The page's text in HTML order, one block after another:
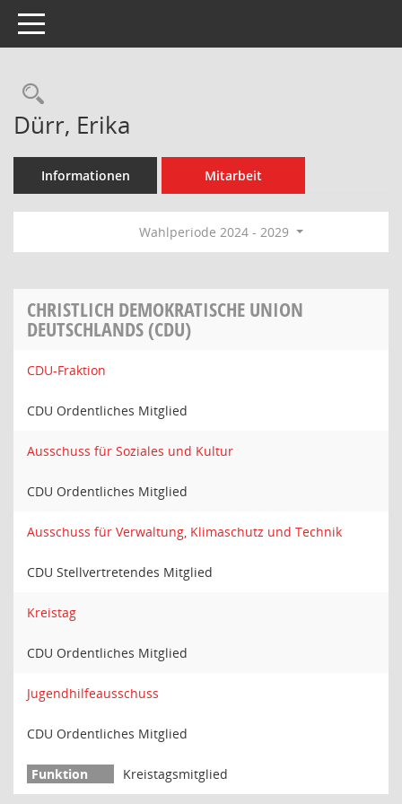
Toggle navigation
Rechercheauswahl
Dürr, Erika
Informationen Mitarbeit
Wahlperiode 2024 - 2029
CHRISTLICH DEMOKRATISCHE UNION
DEUTSCHLANDS (CDU)
CDU-Fraktion
CDU Ordentliches Mitglied
Ausschuss für Soziales und Kultur
CDU Ordentliches Mitglied
Ausschuss für Verwaltung, Klimaschutz und Technik
CDU Stellvertretendes Mitglied
Kreistag
CDU Ordentliches Mitglied
Jugendhilfeausschuss
CDU Ordentliches Mitglied
Kreistagsmitglied